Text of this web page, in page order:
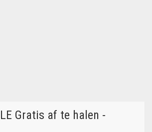
Gratis af te halen -